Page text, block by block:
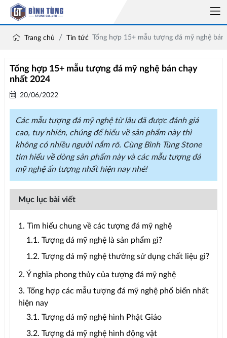
Trang chủ Tin tức Tổng hợp 15+ mẫu tượng đá mỹ nghệ
Tổng hợp 15+ mẫu tượng đá mỹ nghệ bán chạy
nhất 2024
20/06/2022
Các mẫu tượng đá mỹ nghệ từ lâu đã được đánh giá
cao, tuy nhiên, chúng để hiểu về sản phẩm này thì
không có nhiều người nắm rõ. Cùng Bình Tùng Stone
tìm hiểu về dòng sản phẩm này và các mẫu tượng đá
mỹ nghệ ấn tượng nhất hiện nay nhé!
Mục lục bài viết
1. Tìm hiểu chung về các tượng đá mỹ nghệ
1.1. Tượng đá mỹ nghệ là sản phẩm gì?
1.2. Tượng đá mỹ nghệ thường sử dụng chất liệu gì?
2. Ý nghĩa phong thủy của tượng đá mỹ nghệ
3. Tổng hợp các mẫu tượng đá mỹ nghệ phổ biến nhất
hiện nay
3.1. Tượng đá mỹ nghệ hình Phật Giáo
3.2. Tượng đá mỹ nghệ hình động vật